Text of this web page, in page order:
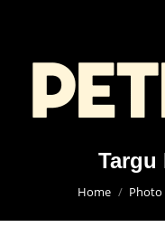
Targu
You are
Home Photo